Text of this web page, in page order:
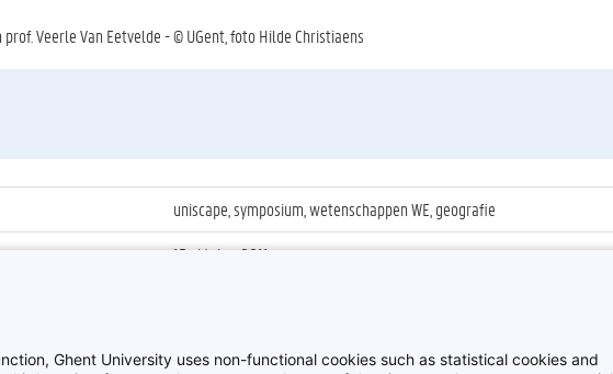
Veerle Van Eetvelde - © UGent, foto Hilde Christiaens
uniscape, symposium, wetenschappen WE, geografie
15 oktober 2011
Ghent University uses non-functional cookies such as statistical cookies and